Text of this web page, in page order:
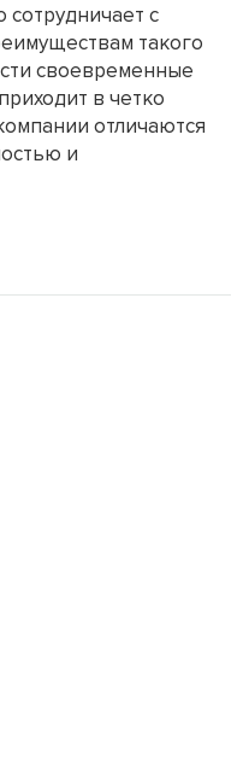
с
такого
своевременные
в четко
отличаются
и